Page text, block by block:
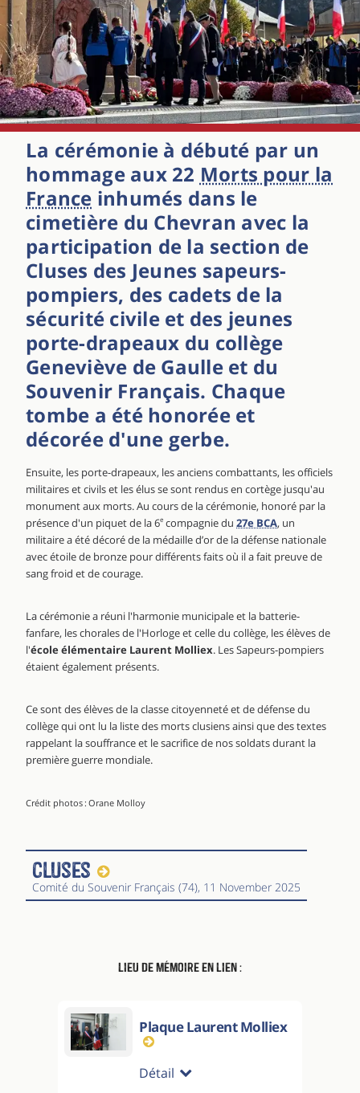
La cérémonie à débuté par un
hommage aux 22 Morts pour la
France inhumés dans le
cimetière du Chevran avec la
participation de la section de
Cluses des Jeunes sapeurs-
pompiers, des cadets de la
sécurité civile et des jeunes
porte-drapeaux du collège
Geneviève de Gaulleet du
Souvenir Français. Chaque
tombe a été honorée et
décorée d'une gerbe.
Ensuite, les porte-drapeaux, les anciens combattants, les officiels
militaires et civils et les élus se sont rendus en cortège jusqu'au
monument aux morts. Au cours de la cérémonie, honoré par la
présence d'un piquet de la 6e compagnie du 27e BCA, un
militaire a été décoré de la médaille d’or de la défense nationale
avec étoile de bronze pour différents faits où il a fait preuve de
sang froid et de courage.
La cérémonie a réuni l'harmonie municipale et la batterie-
fanfare, les chorales de l'Horloge et celle du collège, les élèves de
l'école élémentaire Laurent Molliex. Les Sapeurs-pompiers
étaient également présents.
Ce sont des élèves de la classe citoyenneté et de défense du
collège qui ont lu la liste des morts clusiens ainsi que des textes
rappelant la souffrance et le sacrifice de nos soldats durant la
première guerre mondiale.
Crédit photos : Orane Molloy
Cluses
Comité du Souvenir Français (74), 11 November 2025
Lieu de mémoire en lien :
Plaque Laurent Molliex
Détail